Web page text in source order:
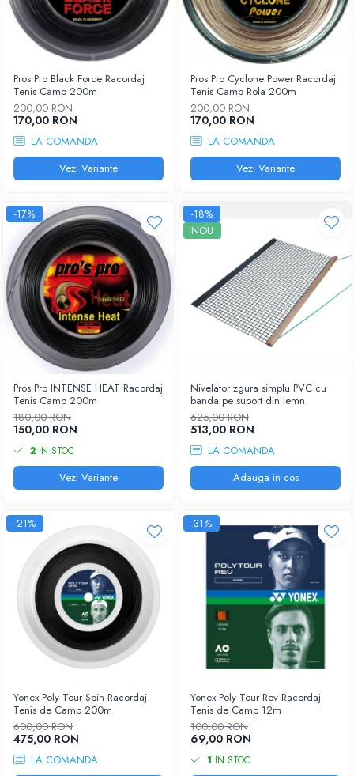
Pros Pro Black Force Racordaj
Tenis Camp 200m
200,00 RON
170,00 RON
LA COMANDA
Vezi Variante
Pros Pro Cyclone Power Racordaj
Tenis Camp Rola 200m
200,00 RON
170,00 RON
LA COMANDA
Vezi Variante
-17%
Pros Pro INTENSE HEAT Racordaj
Tenis Camp 200m
180,00 RON
150,00 RON
2 IN STOC
Vezi Variante
-18%
NOU
Nivelator zgura simplu PVC cu
banda pe suport din lemn
625,00 RON
513,00 RON
LA COMANDA
Adauga in cos
-21%
Yonex Poly Tour Spin Racordaj
Tenis de Camp 200m
600,00 RON
475,00 RON
LA COMANDA
-31%
Yonex Poly Tour Rev Racordaj
Tenis de Camp 12m
100,00 RON
69,00 RON
1 IN STOC